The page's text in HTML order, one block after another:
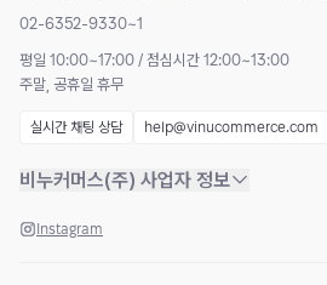
02-6352-9330~1
평일 10:00~17:00 / 점심시간 12:00~13:00
주말, 공휴일 휴무
실시간 채팅 상담 help@vinucommerce.com
비누커머스(주) 사업자 정보
Instagram